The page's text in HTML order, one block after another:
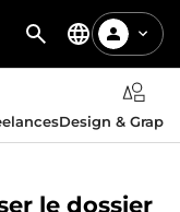
Design &
le dossier